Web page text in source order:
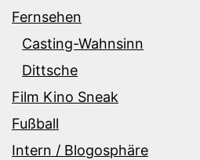
Fernsehen
Casting-Wahnsinn
Dittsche
Film Kino Sneak
Fußball
Intern / Blogosphäre